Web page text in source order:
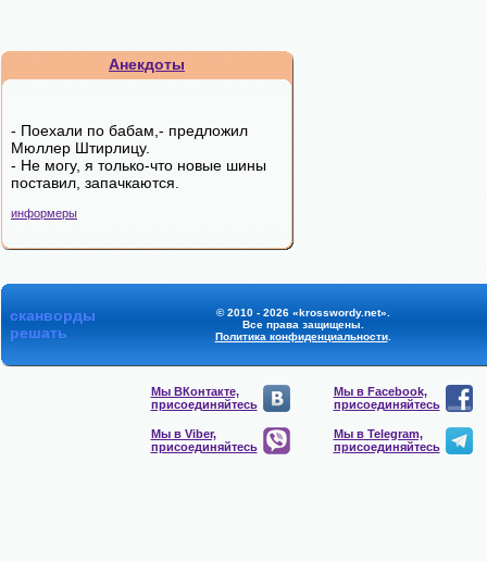
Анекдоты
- Поехали по бабам,- пpедложил
Мюллеp Штиpлицy.
- Hе могy, я только-что новые шины
поставил, запачкаются.
информеры
сканворды
решать
© 2010 - 2026 «krosswordy.net».
Все права защищены.
Политика конфиденциальности.
Мы ВКонтакте,
присоединяйтесь
Мы в Facebook,
присоединяйтесь
Мы в Viber,
присоединяйтесь
Мы в Telegram,
присоединяйтесь